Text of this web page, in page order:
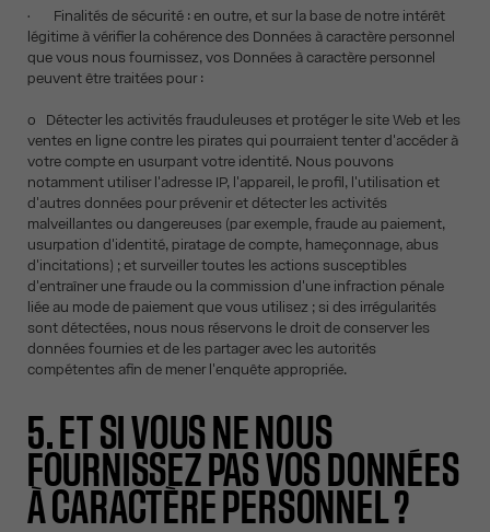
• Finalités de sécurité : en outre, et sur la base de notre intérêt
légitime à vérifier la cohérence des Données à caractère personnel
que vous nous fournissez, vos Données à caractère personnel
peuvent être traitées pour :
o Détecter les activités frauduleuses et protéger le site Web et les
ventes en ligne contre les pirates qui pourraient tenter d'accéder à
votre compte en usurpant votre identité. Nous pouvons
notamment utiliser l'adresse IP, l'appareil, le profil, l'utilisation et
d'autres données pour prévenir et détecter les activités
malveillantes ou dangereuses (par exemple, fraude au paiement,
usurpation d'identité, piratage de compte, hameçonnage, abus
d'incitations) ; et surveiller toutes les actions susceptibles
d'entraîner une fraude ou la commission d'une infraction pénale
liée au mode de paiement que vous utilisez ; si des irrégularités
sont détectées, nous nous réservons le droit de conserver les
données fournies et de les partager avec les autorités
compétentes afin de mener l'enquête appropriée.
5. ET SI VOUS NE NOUS
FOURNISSEZ PAS VOS DONNÉES
À CARACTÈRE PERSONNEL ?